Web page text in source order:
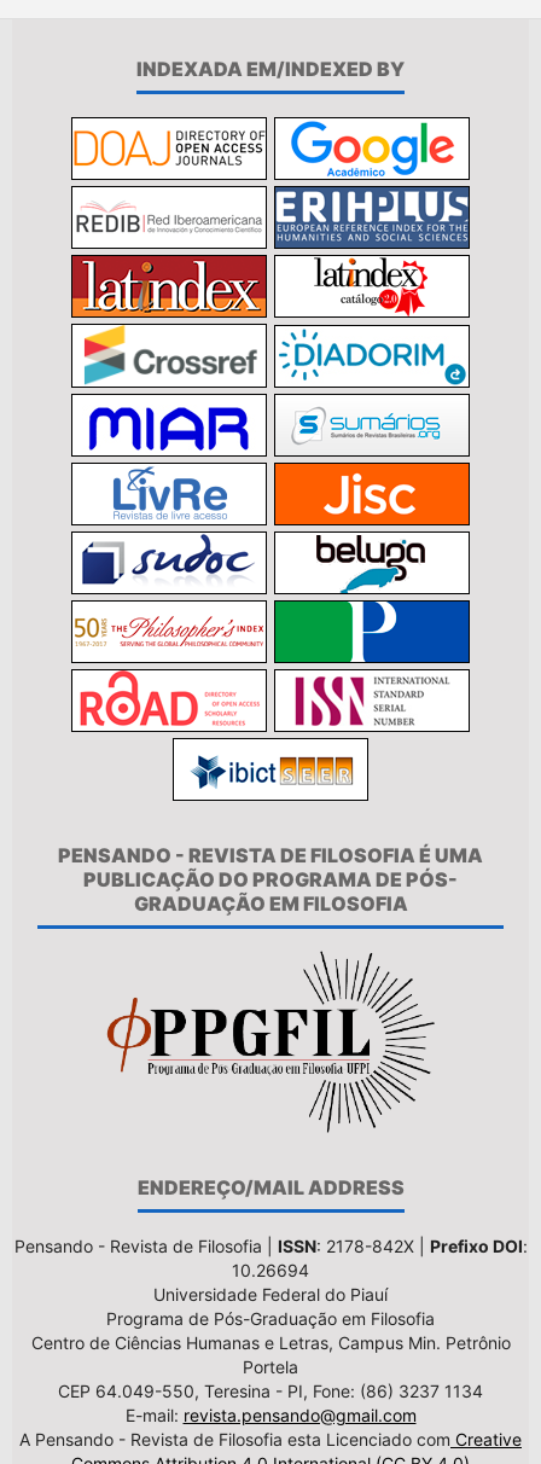
INDEXADA EM/INDEXED BY
PENSANDO - REVISTA DE FILOSOFIA É UMA
PUBLICAÇÃO DO PROGRAMA DE PÓS-
GRADUAÇÃO EM FILOSOFIA
ENDEREÇO/MAIL ADDRESS
Pensando - Revista de Filosofia | ISSN: 2178-842X | Prefixo DOI:
10.26694
Universidade Federal do Piauí
Programa de Pós-Graduação em Filosofia
Centro de Ciências Humanas e Letras, Campus Min. Petrônio
Portela
CEP 64.049-550, Teresina - PI, Fone: (86) 3237 1134
E-mail: revista.pensando@gmail.com
A Pensando - Revista de Filosofia esta Licenciado com Creative